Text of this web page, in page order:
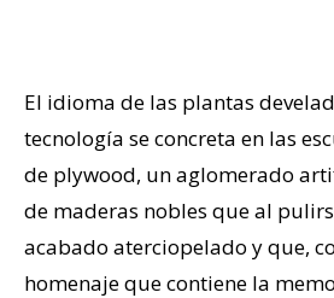
El idioma de las plantas
tecnología se concreta en las
de plywood, un aglomerado
de maderas nobles que al
acabado aterciopelado y que,
homenaje que contiene la